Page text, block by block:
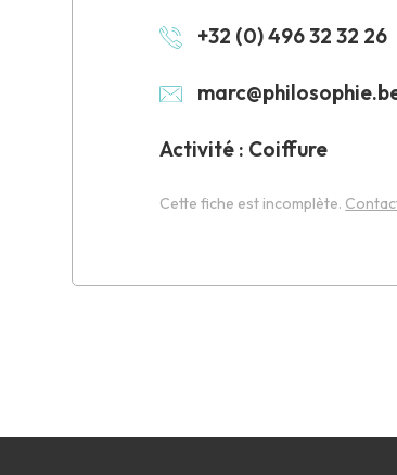
+32 (0) 496 32 32 26
Activité : Coiffure
Cette fiche est incomplète.